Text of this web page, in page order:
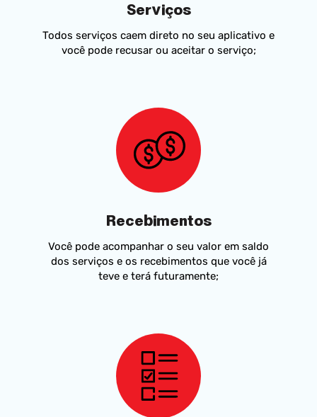
Serviços
Todos serviços caem direto no seu aplicativo e
você pode recusar ou aceitar o serviço;
Recebimentos
Você pode acompanhar o seu valor em saldo
dos serviços e os recebimentos que você já
teve e terá futuramente;